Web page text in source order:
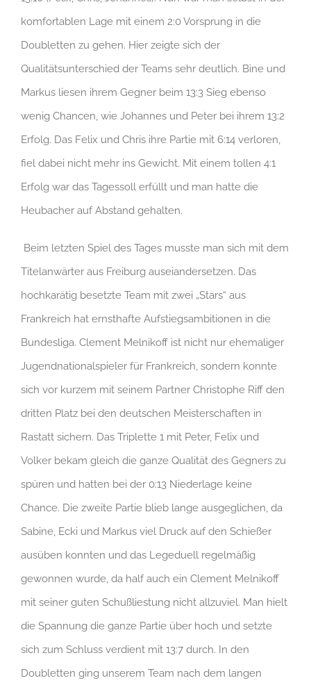
komfortablen Lage mit einem 2:0 Vorsprung in die
Doubletten zu gehen. Hier zeigte sich der
Qualitätsunterschied der Teams sehr deutlich. Bine und
Markus liesen ihrem Gegner beim 13:3 Sieg ebenso
wenig Chancen, wie Johannes und Peter bei ihrem 13:2
Erfolg. Das Felix und Chris ihre Partie mit 6:14 verloren,
fiel dabei nicht mehr ins Gewicht. Mit einem tollen 4:1
Erfolg war das Tagessoll erfüllt und man hatte die
Heubacher auf Abstand gehalten.
Beim letzten Spiel des Tages musste man sich mit dem
Titelanwärter aus Freiburg auseiandersetzen. Das
hochkarätig besetzte Team mit zwei „Stars“ aus
Frankreich hat ernsthafte Aufstiegsambitionen in die
Bundesliga. Clement Melnikoff ist nicht nur ehemaliger
Jugendnationalspieler für Frankreich, sondern konnte
sich vor kurzem mit seinem Partner Christophe Riff den
dritten Platz bei den deutschen Meisterschaften in
Rastatt sichern. Das Triplette 1 mit Peter, Felix und
Volker bekam gleich die ganze Qualität des Gegners zu
spüren und hatten bei der 0:13 Niederlage keine
Chance. Die zweite Partie blieb lange ausgeglichen, da
Sabine, Ecki und Markus viel Druck auf den Schießer
ausüben konnten und das Legeduell regelmäßig
gewonnen wurde, da half auch ein Clement Melnikoff
mit seiner guten Schußliestung nicht allzuviel. Man hielt
die Spannung die ganze Partie über hoch und setzte
sich zum Schluss verdient mit 13:7 durch. In den
Doubletten ging unserem Team nach dem langen